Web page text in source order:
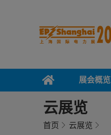
展会概览
云展览
首页 云展览